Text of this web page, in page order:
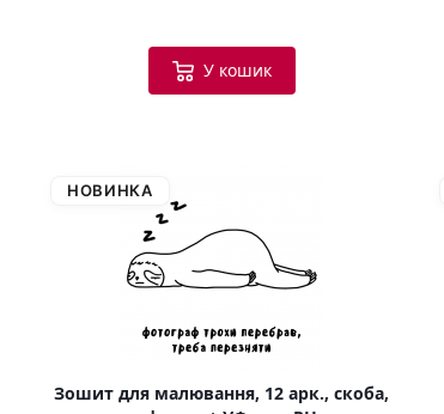
У кошик
НОВИНКА
Зошит для малювання, 12 арк., скоба,